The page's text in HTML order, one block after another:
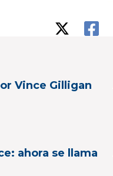
Vince Gilligan
ahora se llama